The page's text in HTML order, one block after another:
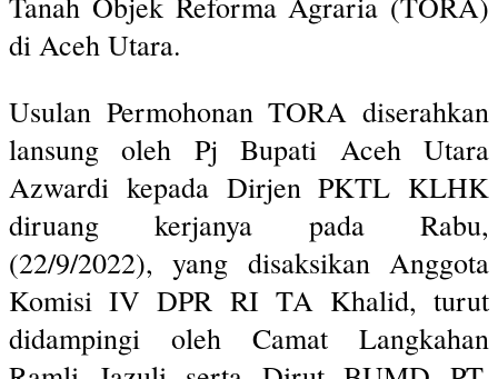
di Aceh Utara.
Usulan Permohonan TORA diserahkan
lansung oleh Pj Bupati Aceh Utara
Azwardi kepada Dirjen PKTL KLHK
diruang kerjanya pada Rabu,
(22/9/2022), yang disaksikan Anggota
Komisi IV DPR RI TA Khalid, turut
didampingi oleh Camat Langkahan